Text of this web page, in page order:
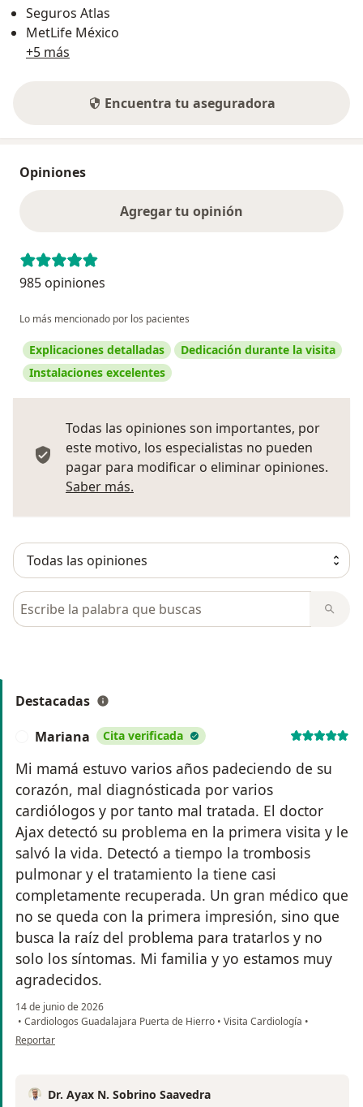
Seguros Atlas
MetLife México
+5 más
Encuentra tu aseguradora
Opiniones
Agregar tu opinión
985 opiniones
Lo más mencionado por los pacientes
Explicaciones detalladas
Dedicación durante la visita
Instalaciones excelentes
Todas las opiniones son importantes, por
este motivo, los especialistas no pueden
pagar para modificar o eliminar opiniones.
Saber más.
Busca en opiniones
Destacadas
Mariana Cita verificada
Mi mamá estuvo varios años padeciendo de su
corazón, mal diagnósticada por varios
cardiólogos y por tanto mal tratada. El doctor
Ajax detectó su problema en la primera visita y le
salvó la vida. Detectó a tiempo la trombosis
pulmonar y el tratamiento la tiene casi
completamente recuperada. Un gran médico que
no se queda con la primera impresión, sino que
busca la raíz del problema para tratarlos y no
solo los síntomas. Mi familia y yo estamos muy
agradecidos.
14 de junio de 2026
• Cardiologos Guadalajara Puerta de Hierro • Visita Cardiología •
en opinión del usuario Mariana
Reportar
Dr. Ayax N. Sobrino Saavedra